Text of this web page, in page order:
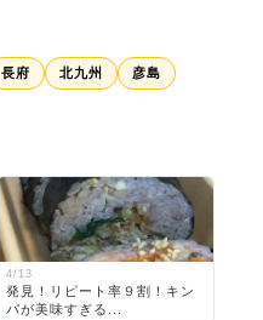
長府 北九州 彦島
4/13
発見！リピート率９割！キン
パが美味すぎる...